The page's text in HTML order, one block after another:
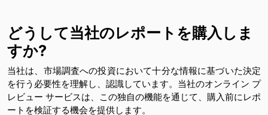
どうして当社のレポートを購入しま
すか?
当社は、市場調査への投資において十分な情報に基づいた決定
を行う必要性を理解し、認識しています。当社のオンライン プ
レビュー サービスは、この独自の機能を通じて、購入前にレポ
ートを検証する機会を提供します。